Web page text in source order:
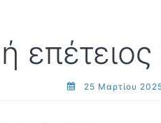
25 Μαρτίου